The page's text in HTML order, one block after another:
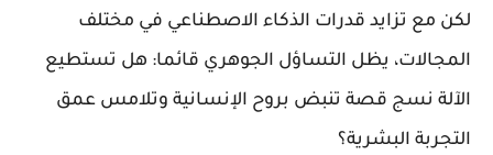
لكن مع تزايد قدرات الذكاء الاصطناعي في مختلف
المجالات، يظل التساؤل الجوهري قائما: هل تستطيع
الآلة نسج قصة تنبض بروح الإنسانية وتلامس عمق
التجربة البشرية؟